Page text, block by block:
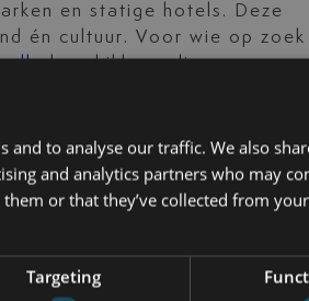
en statige hotels. Deze
én cultuur. Voor wie op zoek
beschikbaar die op
zee en stad.
BOULEVARD
toppers. Van verfijnde
smaak een passende plek.
met een glas wijn in de hand
variatie maakt de
and to analyse our traffic. We also
and analytics partners who may
or that they’ve collected from
Targeting